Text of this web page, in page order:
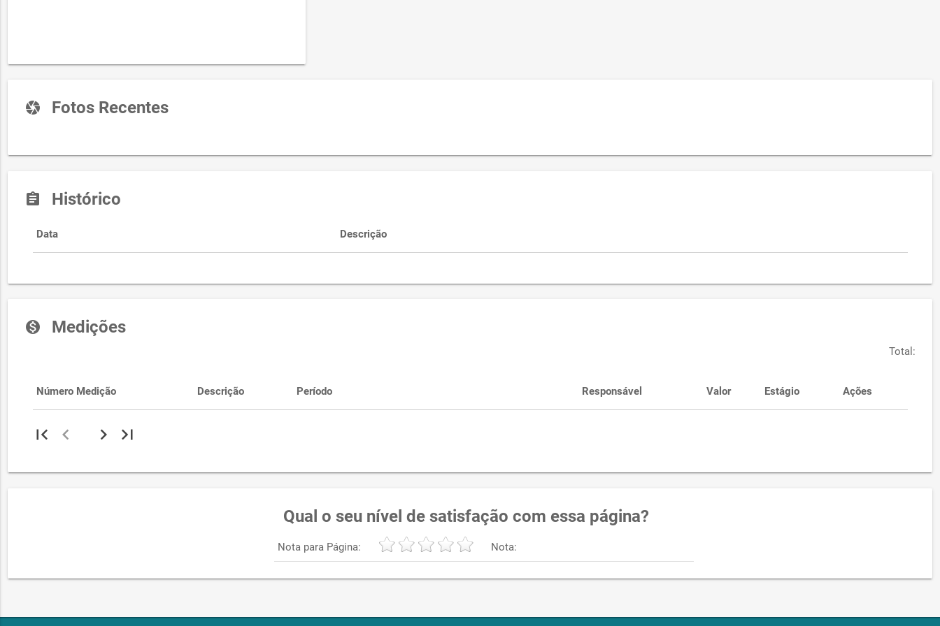
camera Fotos Recentes
assignment Histórico
Data Descrição
monetization_on Medições
Total:
Número Medição Descrição Período Responsável Valor Estágio Ações
first_page chevron_left chevron_right last_page
Qual o seu nível de satisfação com essa página?
Nota para Página: Nota: